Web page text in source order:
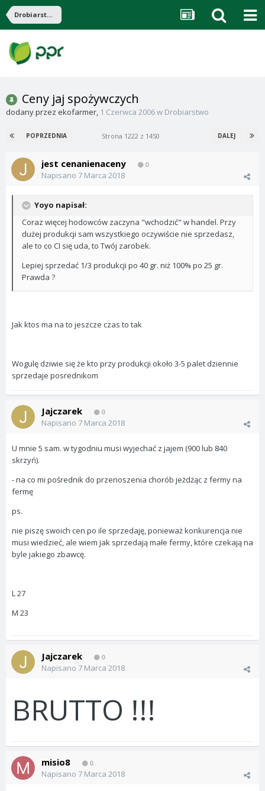
Drobiarstwo
Ceny jaj spożywczych
dodany przez ekofarmer, 1 Czerwca 2006w Drobiarstwo
POPRZEDNIA DALEJ
Strona 1222 z 1450
jest cenanienaceny 0
Napisano 7 Marca 2018
Yoyo napisał:
Coraz więcej hodowców zaczyna "wchodzić" w handel. Przy
dużej produkcji sam wszystkiego oczywiście nie sprzedasz,
ale to co CI się uda, to Twój zarobek.
Lepiej sprzedać 1/3 produkcji po 40 gr. niż 100% po 25 gr.
Prawda ?
Jak ktos ma na to jeszcze czas to tak
Wogulę dziwie się że kto przy produkcji około 3-5 palet dziennie
sprzedaje posrednikom
Jajczarek 0
Napisano 7 Marca 2018
U mnie 5 sam. w tygodniu musi wyjechać z jajem (900 lub 840
skrzyń).
- na co mi pośrednik do przenoszenia chorób jeżdżąc z fermy na
fermę
ps.
nie piszę swoich cen po ile sprzedaję, ponieważ konkurencja nie
musi wiedzieć, ale wiem jak sprzedają małe fermy, które czekają na
byle jakiego zbawcę.
L 27
M 23
Jajczarek 0
Napisano 7 Marca 2018
BRUTTO !!!
misio8 0
Napisano 7 Marca 2018